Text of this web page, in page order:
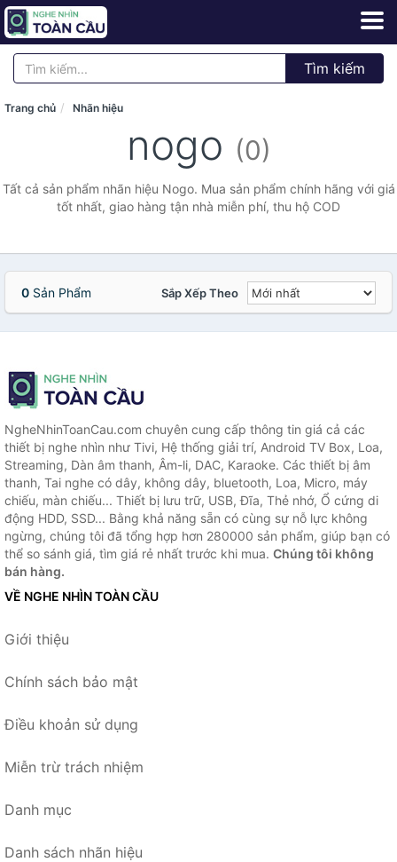
Tìm kiếm
Trang chủ Nhãn hiệu
nogo (0)
Tất cả sản phẩm nhãn hiệu Nogo. Mua sản phẩm chính hãng với giá
tốt nhất, giao hàng tận nhà miễn phí, thu hộ COD
0 Sản Phẩm Sắp Xếp Theo
NgheNhinToanCau.com chuyên cung cấp thông tin giá cả các
thiết bị nghe nhìn như Tivi, Hệ thống giải trí, Android TV Box, Loa,
Streaming, Dàn âm thanh, Âm-li, DAC, Karaoke. Các thiết bị âm
thanh, Tai nghe có dây, không dây, bluetooth, Loa, Micro, máy
chiếu, màn chiếu... Thiết bị lưu trữ, USB, Đĩa, Thẻ nhớ, Ổ cứng di
động HDD, SSD... Bằng khả năng sẵn có cùng sự nỗ lực không
ngừng, chúng tôi đã tổng hợp hơn 280000 sản phẩm, giúp bạn có
thể so sánh giá, tìm giá rẻ nhất trước khi mua. Chúng tôi không
bán hàng.
VỀ NGHE NHÌN TOÀN CẦU
Giới thiệu
Chính sách bảo mật
Điều khoản sử dụng
Miễn trừ trách nhiệm
Danh mục
Danh sách nhãn hiệu